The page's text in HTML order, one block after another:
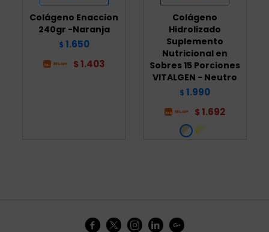
Colágeno Enaccion
240gr -Naranja
$ 1.650
$ 1.403
Colágeno
Hidrolizado
Suplemento
Nutricional en
Sobres 15 Porciones
VITALGEN - Neutro
$ 1.990
$ 1.692
    